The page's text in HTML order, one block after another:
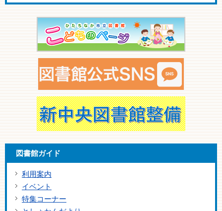
図書館ガイド
利用案内
イベント
特集コーナー